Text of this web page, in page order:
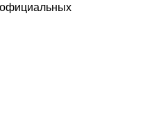
официальных